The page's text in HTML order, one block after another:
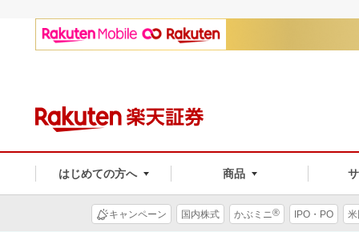
はじめての方へ 商品
キャンペーン 国内株式 かぶミニ® IPO・PO